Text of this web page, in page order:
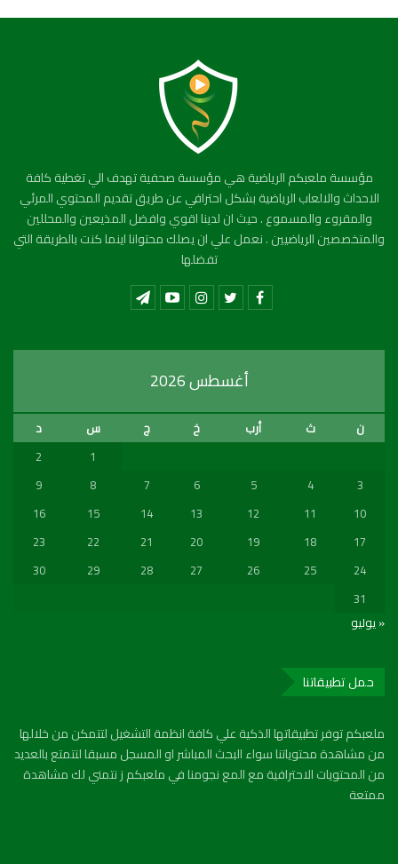
مؤسسة ملعبكم الرياضية هي مؤسسة صحفية تهدف الي تغطية كافة
الاحداث والالعاب الرياضية بشكل احترافي عن طريق تقديم المحتوي المرئي
والمقروء والمسموع . حيث ان لدينا اقوي وافضل المذيعين والمحللين
والمتخصصين الرياضيين . نعمل علي ان يصلك محتوانا اينما كنت بالطريقة التي
تفضلها
أغسطس 2026
ن ث أرب خ ج س
د
1
2
3
4
5
6
7
8
9
10
11
12
13
14
15
16
17
18
19
20
21
22
23
24
25
26
27
28
29
30
31
« يوليو
حمل تطبيقاتنا
ملعبكم توفر تطبيقاتها الذكية علي كافة انظمة التشغيل لتتمكن من خلالها
من مشاهدة محتوياتنا سواء البحث المباشر او المسجل مسبقا لتتمتع بالعديد
من المحتويات الاحترافية مع المع نجومنا في ملعبكم ز نتمني لك مشاهدة
ممتعة